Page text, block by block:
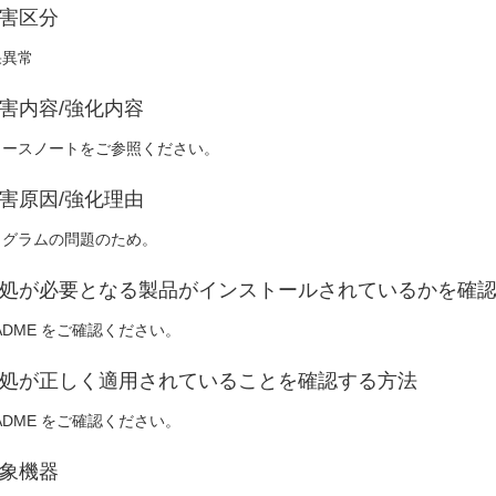
区分
常
内容/強化内容
スノートをご参照ください。
原因/強化理由
ラムの問題のため。
が必要となる製品がインストールされているかを確
をご確認ください。
が正しく適用されていることを確認する方法
をご確認ください。
機器